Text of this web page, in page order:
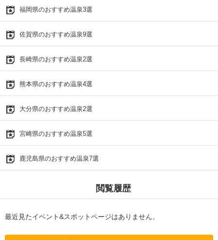
福岡県のおすすめ温泉3選
佐賀県のおすすめ温泉9選
長崎県のおすすめ温泉2選
熊本県のおすすめ温泉4選
大分県のおすすめ温泉2選
宮崎県のおすすめ温泉5選
鹿児島県のおすすめ温泉7選
閲覧履歴
最近見たイベント&スポットページはありません。